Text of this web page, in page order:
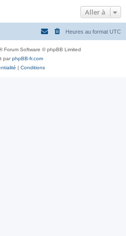
Aller à
Heures au format UTC
Forum Software © phpBB Limited
parphpBB-fr.com
| Conditions